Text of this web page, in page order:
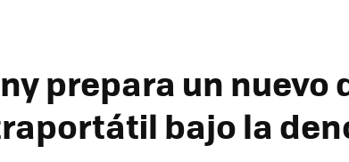
prepara un nuevo
bajo la